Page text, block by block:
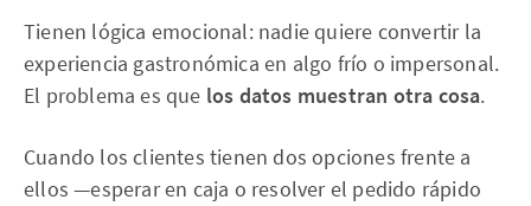
Tienen lógica emocional: nadie quiere convertir la
experiencia gastronómica en algo frío o impersonal.
El problema es que los datos muestran otra cosa.
Cuando los clientes tienen dos opciones frente a
ellos —esperar en caja o resolver el pedido rápido